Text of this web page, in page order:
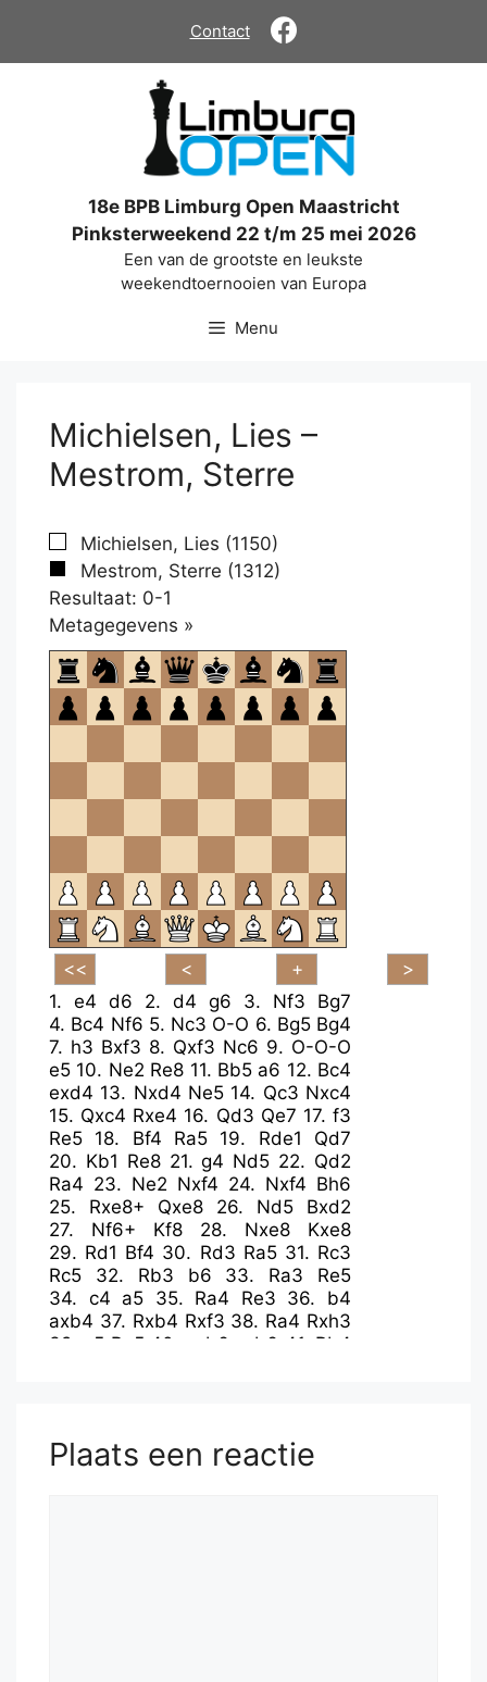
de
Contact
18e BPB Limburg Open Maastricht
Pinksterweekend 22 t/m 25 mei 2026
Een van de grootste en leukste
weekendtoernooien van Europa
Menu
Michielsen, Lies –
Mestrom, Sterre
Michielsen, Lies (1150)
Mestrom, Sterre (1312)
Resultaat: 0-1
Metagegevens »
om
te
openen.
1. e4 d6 2. d4 g6 3. Nf3
Bg7
4. Bc4 Nf6 5. Nc3 O-O 6. Bg5 Bg4
7. h3 Bxf3 8. Qxf3 Nc6 9. O-O-O
e5 10. Ne2 Re8 11. Bb5 a6 12. Bc4
exd4 13. Nxd4 Ne5 14. Qc3 Nxc4
15. Qxc4 Rxe4 16. Qd3 Qe7 17.f3
Re5 18. Bf4 Ra5 19. Rde1
Qd7
20. Kb1 Re8 21.g4 Nd5 22. Qd2
Ra4 23. Ne2 Nxf4 24. Nxf4 Bh6
25. Rxe8+ Qxe8 26. Nd5
Bxd2
27. Nf6+ Kf8 28. Nxe8
Kxe8
29. Rd1 Bf4 30. Rd3 Ra5 31. Rc3
Rc5
32. Rb3 b6 33. Ra3
Re5
34. c4 a5 35. Ra4 Re3 36. b4
axb4 37. Rxb4 Rxf3 38. Ra4 Rxh3
39.
c5 Be5 40. cxb6 cxb6 41. Rb4
Plaats een reactie